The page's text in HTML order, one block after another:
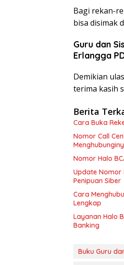
Bagi rekan-
bisa disimak
Guru dan
Erlangga
Demikian
terima kasih
Berita
Cara Buka
Nomor Call
Nomor Halo
Update Nomor
Penipuan Siber
Cara
Lengkap
Layanan Halo
Banking
Buku Guru